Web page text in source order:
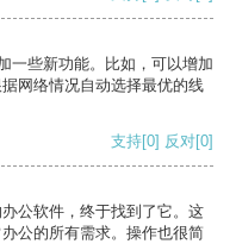
一些新功能。比如，可以增加
网络情况自动选择最优的线
支持[0] 反对[0]
公软件，终于找到了它。这
公的所有需求。操作也很简